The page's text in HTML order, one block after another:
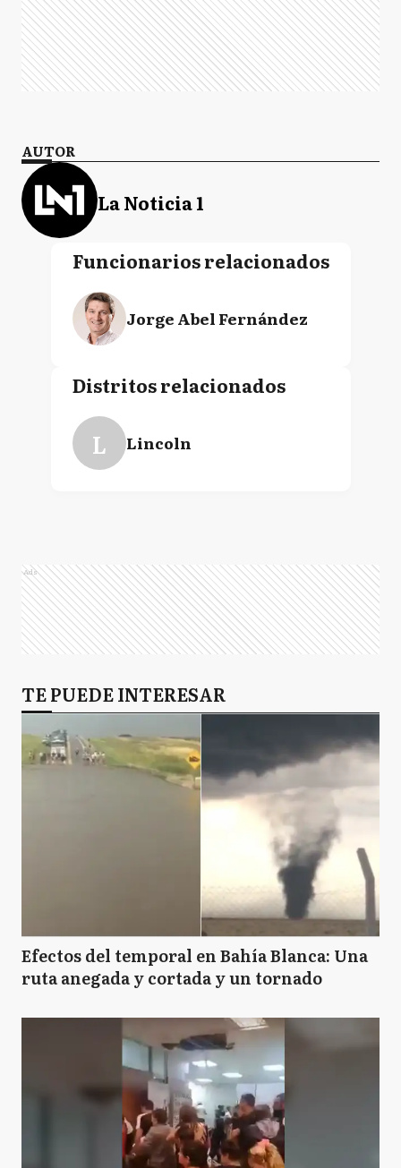
AUTOR
La Noticia 1
Funcionarios relacionados
Jorge Abel Fernández
Distritos relacionados
L Lincoln
Ads
TE PUEDE INTERESAR
Efectos del temporal en Bahía Blanca: Una
ruta anegada y cortada y un tornado